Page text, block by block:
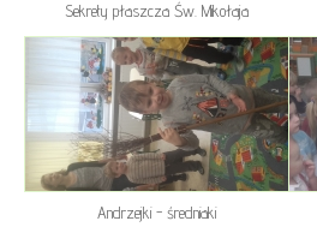
Sekrety płaszcza Św. Mikołaja
Andrzejki - średniaki